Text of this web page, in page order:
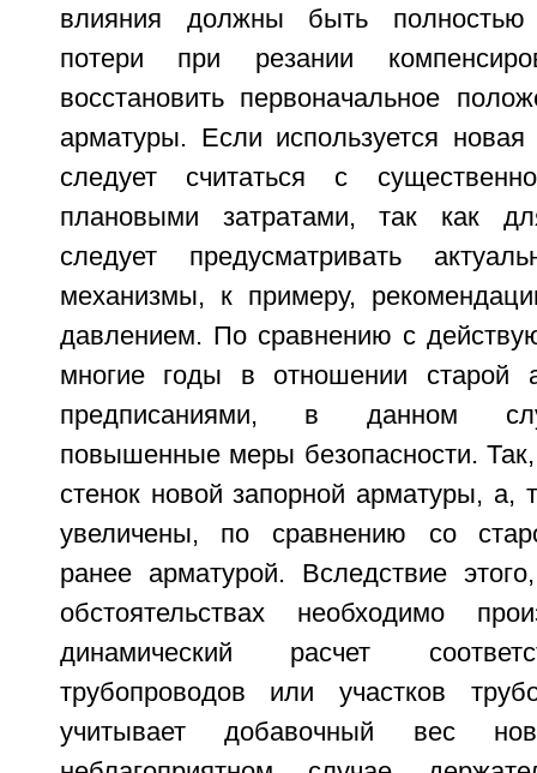
влияния должны быть
потери при резании
восстановить первоначальное
арматуры. Если используется
следует считаться с
плановыми затратами, так как
следует предусматривать
механизмы, к примеру,
давлением. По сравнению с
многие годы в отношении старой
предписаниями, в данном
повышенные меры безопасности.
стенок новой запорной арматуры,
увеличены, по сравнению со
ранее арматурой. Вследствие
обстоятельствах необходимо
динамический расчет
трубопроводов или участков
учитывает добавочный вес